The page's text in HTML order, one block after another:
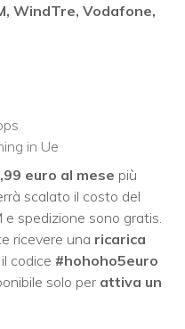
WindTre, Vodafone,
in Ue
euro al mese più
scalato il costo del
spedizione sono gratis.
ricevere una ricarica
codice #hohoho5euro
solo per attiva un